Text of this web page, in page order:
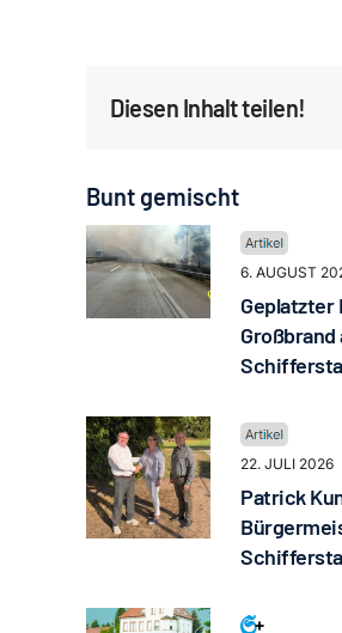
Diesen Inhalt teilen!
Bunt gemischt
6. AUGUST
Geplatzter
Großbrand
22. JULI 2026
Patrick